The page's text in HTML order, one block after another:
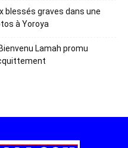
blessés graves dans une
à Yoroya
Lamah promu